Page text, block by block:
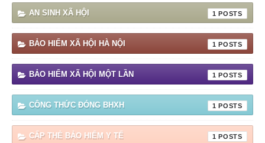
AN SINH XÃ HỘI 1
BẢO HIỂM XÃ HỘI HÀ NỘI 1
BẢO HIỂM XÃ HỘI MỘT LẦN 1
CÔNG THỨC ĐÓNG BHXH 1
CẤP THẺ BẢO HIỂM Y TẾ 1